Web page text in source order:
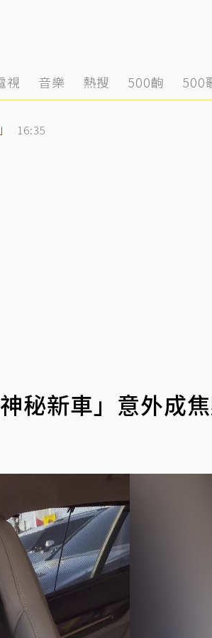
視 音樂 熱搜 500齣 500
16:35
秘新車」意外成